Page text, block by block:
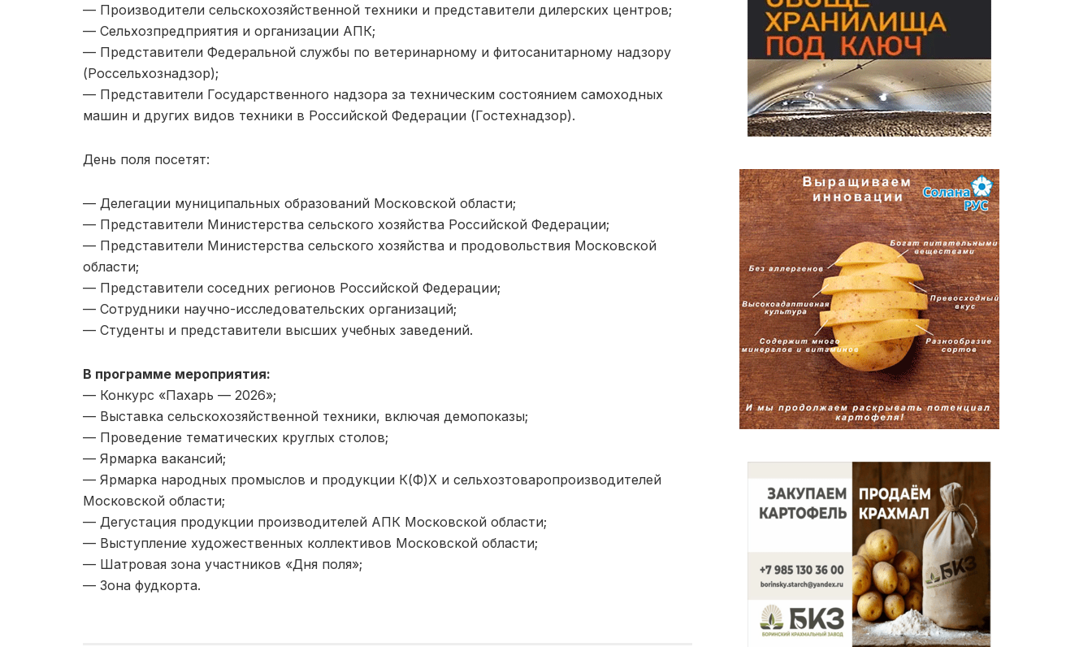
— Производители сельскохозяйственной техники и представители дилерских центров;
— Сельхозпредприятия и организации АПК;
— Представители Федеральной службы по ветеринарному и фитосанитарному надзору
(Россельхознадзор);
— Представители Государственного надзора за техническим состоянием самоходных
машин и других видов техники в Российской Федерации (Гостехнадзор).
День поля посетят:
— Делегации муниципальных образований Московской области;
— Представители Министерства сельского хозяйства Российской Федерации;
— Представители Министерства сельского хозяйства и продовольствия Московской
области;
— Представители соседних регионов Российской Федерации;
— Сотрудники научно-исследовательских организаций;
— Студенты и представители высших учебных заведений.
В программе мероприятия:
— Конкурс «Пахарь — 2026»;
— Выставка сельскохозяйственной техники, включая демопоказы;
— Проведение тематических круглых столов;
— Ярмарка вакансий;
— Ярмарка народных промыслов и продукции К(Ф)Х и сельхозтоваропроизводителей
Московской области;
— Дегустация продукции производителей АПК Московской области;
— Выступление художественных коллективов Московской области;
— Шатровая зона участников «Дня поля»;
— Зона фудкорта.